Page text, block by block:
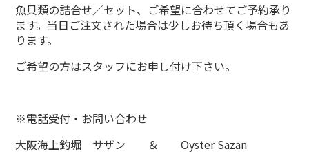
魚貝類の詰合せ／セット、ご希望に合わせてご予約承り
ます。当日ご注文された場合は少しお待ち頂く場合もあ
ります。
ご希望の方はスタッフにお申し付け下さい。
※電話受付・お問い合わせ
大阪海上釣堀 サザン ＆ Oyster Sazan